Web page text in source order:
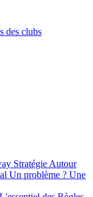
des clubs
Stratégie Autour
Un problème ? Une